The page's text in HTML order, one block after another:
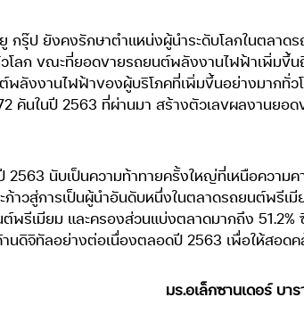
ยู กรุ๊ป ยังคงรักษาตำแหน่งผู้นำระดับโลกในตล
โลก ขณะที่ยอดขายรถยนต์พลังงานไฟฟ้าเพิ่มขึ้
ลังงานไฟฟ้าของผู้บริโภคที่เพิ่มขึ้นอย่างมากทั่
คันในปี 2563 ที่ผ่านมา สร้างตัวเลขผลงานย
2563 นับเป็นความท้าทายครั้งใหญ่ที่เหนือความ
าวสู่การเป็นผู้นำอันดับหนึ่งในตลาดรถยนต์พรีเ
ต์พรีเมียม และครองส่วนแบ่งตลาดมากถึง
นดิจิทัลอย่างต่อเนื่องตลอดปี 2563 เพื่อให้สอด
มร.อเล็กซานเดอร์ บา